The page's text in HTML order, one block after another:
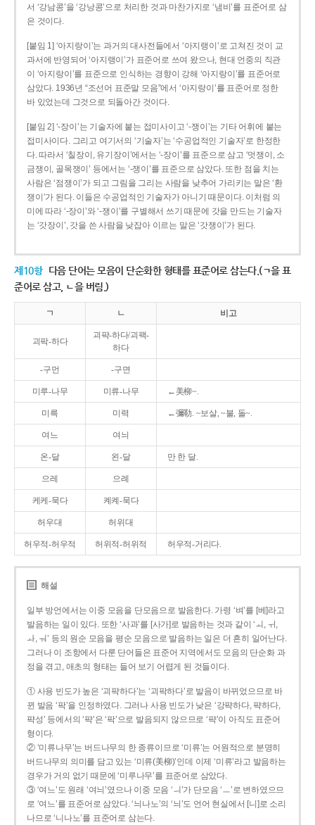
서 ‘강남콩’을 ‘강낭콩’으로 처리한 것과 마찬가지로 ‘냄비’를 표준어로 삼
은 것이다.
[붙임 1] ‘아지랑이’는 과거의 대사전들에서 ‘아지랭이’로 고쳐진 것이 교
과서에 반영되어 ‘아지랭이’가 표준어로 쓰여 왔으나, 현대 언중의 직관
이 ‘아지랑이’를 표준으로 인식하는 경향이 강해 ‘아지랑이’를 표준어로
삼았다. 1936년 “조선어 표준말 모음”에서 ‘아지랑이’를 표준어로 정한
바 있었는데 그것으로 되돌아간 것이다.
[붙임 2] ‘-장이’는 기술자에 붙는 접미사이고 ‘-쟁이’는 기타 어휘에 붙는
접미사이다. 그리고 여기서의 ‘기술자’는 ‘수공업적인 기술자’로 한정한
다. 따라서 ‘칠장이, 유기장이’에서는 ‘-장이’를 표준으로 삼고 ‘멋쟁이, 소
금쟁이, 골목쟁이’ 등에서는 ‘-쟁이’를 표준으로 삼았다. 또한 점을 치는
사람은 ‘점쟁이’가 되고 그림을 그리는 사람을 낮추어 가리키는 말은 ‘환
쟁이’가 된다. 이들은 수공업적인 기술자가 아니기 때문이다. 이처럼 의
미에 따라 ‘-장이’와 ‘-쟁이’를 구별해서 쓰기 때문에 갓을 만드는 기술자
는 ‘갓장이’, 갓을 쓴 사람을 낮잡아 이르는 말은 ‘갓쟁이’가 된다.
제10항 다음 단어는 모음이 단순화한 형태를 표준어로 삼는다.(ㄱ을 표
준어로 삼고, ㄴ을 버림.)
ㄱ ㄴ 비고
괴팍-하다
괴퍅-하다/괴팩-
하다
-구먼 -구면
미루-나무 미류-나무 ←美柳~.
미륵 미력 ←彌勒. ~보살, ~불, 돌~.
여느 여늬
온-달 왼-달 만 한 달.
으레 으례
케케-묵다 켸켸-묵다
허우대 허위대
허우적-허우적 허위적-허위적 허우적-거리다.
해설
일부 방언에서는 이중 모음을 단모음으로 발음한다. 가령 ‘벼’를 [베]라고
발음하는 일이 있다. 또한 ‘사과’를 [사가]로 발음하는 것과 같이 ‘ㅚ, ㅟ,
ㅘ, ㅝ’ 등의 원순 모음을 평순 모음으로 발음하는 일은 더 흔히 일어난다.
그러나 이 조항에서 다룬 단어들은 표준어 지역에서도 모음의 단순화 과
정을 겪고, 애초의 형태는 들어 보기 어렵게 된 것들이다.
① 사용 빈도가 높은 ‘괴퍅하다’는 ‘괴팍하다’로 발음이 바뀌었으므로 바
뀐 발음 ‘팍’을 인정하였다. 그러나 사용 빈도가 낮은 ‘강퍅하다, 퍅하다,
퍅성’ 등에서의 ‘퍅’은 ‘팍’으로 발음되지 않으므로 ‘퍅’이 아직도 표준어
형이다.
② ‘미류나무’는 버드나무의 한 종류이므로 ‘미류’는 어원적으로 분명히
버드나무의 의미를 담고 있는 ‘미류(美柳)’인데 이제 ‘미류’라고 발음하는
경우가 거의 없기 때문에 ‘미루나무’를 표준어로 삼았다.
③ ‘여느’도 원래 ‘여늬’였으나 이중 모음 ‘ㅢ’가 단모음 ‘ㅡ’로 변하였으므
로 ‘여느’를 표준어로 삼았다. ‘늬나노’의 ‘늬’도 언어 현실에서 [니]로 소리
나므로 ‘니나노’를 표준어로 삼는다.